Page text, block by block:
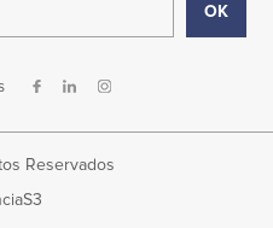
Reservados